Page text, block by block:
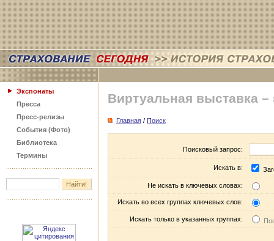
Экспонаты
Пресса
Пресс-релизы
События (Фото)
Библиотека
Термины
Виртуальная выставка –
Главная / Поиск
Поисковый запрос:
Искать в:
Не искать в ключевых словах:
Искать во всех группах ключевых слов:
Искать только в указанных группах: